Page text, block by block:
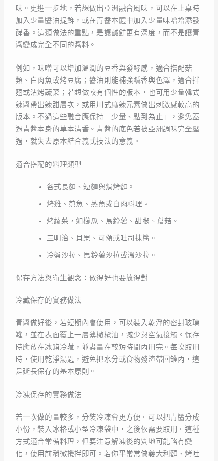
味。更進一步地，若想做出亞洲融合風味，可以在上桌時
加入少量醬油提鮮，或在青醬本體中加入少量味噌增添發
酵香。這類做法的重點，是讓鹹鮮更有深度，而不是讓青
醬變成完全不同的醬料。
例如，味噌可以增加溫潤的豆香與發酵感，適合搭配菇
類、白肉魚或烤豆腐；醬油則能補強鹹香與色澤，適合拌
麵或沾烤蔬菜；若想做較有個性的版本，也可用少量韓式
辣醬帶出辣甜層次，或用川式麻辣元素做出刺激感較高的
版本。不過這些融合應保持「少量、點到為止」，避免蓋
過青醬本身的草本清香。青醬的底色若被亞洲調味完全壓
過，就失去原本結合義式技法的意義。
適合搭配的料理類型
各式長麵、短麵與焗烤麵。
烤雞、煎魚、蒸魚或白肉料理。
烤蔬菜，如櫛瓜、馬鈴薯、甜椒、蘑菇。
三明治、貝果、可頌或吐司抹醬。
冷盤沙拉、馬鈴薯沙拉或溫沙拉。
保存方法與衛生觀念：做得好也要放得對
冷藏保存的實務做法
青醬做好後，若短期內會使用，可以裝入乾淨的密封玻璃
罐，並在表面覆上一層薄橄欖油，減少與空氣接觸。保存
時應放在冰箱冷藏，並盡量在較短時間內用完。每次取用
時，使用乾淨湯匙，避免把水分或食物殘渣帶回罐內，這
是延長保存的基本原則。
冷凍保存的實務做法
若一次做的量較多，分裝冷凍會更方便。可以把青醬分成
小份，裝入冰格或小型冷凍袋中，之後依需要取用。這種
方式適合常備料理，但要注意解凍後的質地可能略有變
化，使用前稍微攪拌即可。若你平常常做義大利麵、烤吐